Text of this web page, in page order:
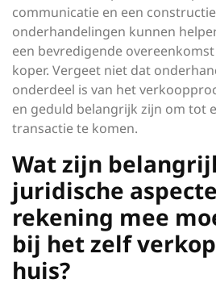
communicatie en een
onderhandelingen kunnen
een bevredigende
koper. Vergeet niet dat
onderdeel is van het
en geduld belangrijk zijn om tot
transactie te komen.
Wat zijn
juridische
rekening mee
bij het zelf
huis?